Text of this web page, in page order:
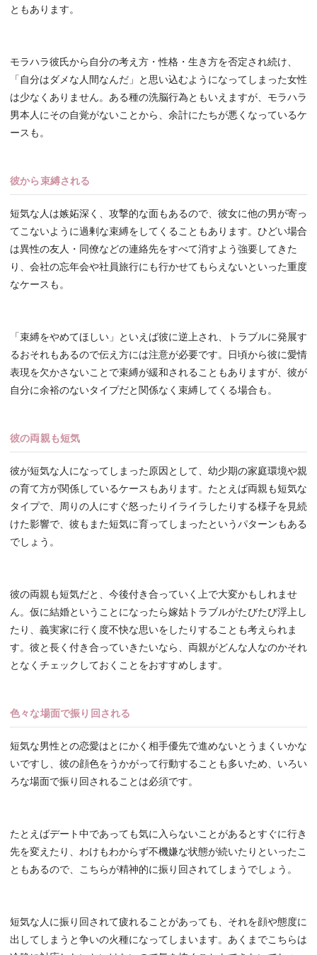
ともあります。
モラハラ彼氏から自分の考え方・性格・生き方を否定され続け、
「自分はダメな人間なんだ」と思い込むようになってしまった女性
は少なくありません。ある種の洗脳行為ともいえますが、モラハラ
男本人にその自覚がないことから、余計にたちが悪くなっているケ
ースも。
彼から束縛される
短気な人は嫉妬深く、攻撃的な面もあるので、彼女に他の男が寄っ
てこないように過剰な束縛をしてくることもあります。ひどい場合
は異性の友人・同僚などの連絡先をすべて消すよう強要してきた
り、会社の忘年会や社員旅行にも行かせてもらえないといった重度
なケースも。
「束縛をやめてほしい」といえば彼に逆上され、トラブルに発展す
るおそれもあるので伝え方には注意が必要です。日頃から彼に愛情
表現を欠かさないことで束縛が緩和されることもありますが、彼が
自分に余裕のないタイプだと関係なく束縛してくる場合も。
彼の両親も短気
彼が短気な人になってしまった原因として、幼少期の家庭環境や親
の育て方が関係しているケースもあります。たとえば両親も短気な
タイプで、周りの人にすぐ怒ったりイライラしたりする様子を見続
けた影響で、彼もまた短気に育ってしまったというパターンもある
でしょう。
彼の両親も短気だと、今後付き合っていく上で大変かもしれませ
ん。仮に結婚ということになったら嫁姑トラブルがたびたび浮上し
たり、義実家に行く度不快な思いをしたりすることも考えられま
す。彼と長く付き合っていきたいなら、両親がどんな人なのかそれ
となくチェックしておくことをおすすめします。
色々な場面で振り回される
短気な男性との恋愛はとにかく相手優先で進めないとうまくいかな
いですし、彼の顔色をうかがって行動することも多いため、いろい
ろな場面で振り回されることは必須です。
たとえばデート中であっても気に入らないことがあるとすぐに行き
先を変えたり、わけもわからず不機嫌な状態が続いたりといったこ
ともあるので、こちらが精神的に振り回されてしまうでしょう。
短気な人に振り回されて疲れることがあっても、それを顔や態度に
出してしまうと争いの火種になってしまいます。あくまでこちらは